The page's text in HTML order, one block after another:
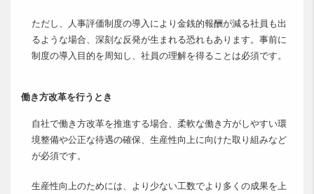
ただし、人事評価制度の導入により金銭的報酬が減る社員も出
るような場合、深刻な反発が生まれる恐れもあります。事前に
制度の導入目的を周知し、社員の理解を得ることは必須です。
働き方改革を行うとき
自社で働き方改革を推進する場合、柔軟な働き方がしやすい環
境整備や公正な待遇の確保、生産性向上に向けた取り組みなど
が必須です。
生産性向上のためには、より少ない工数でより多くの成果を上